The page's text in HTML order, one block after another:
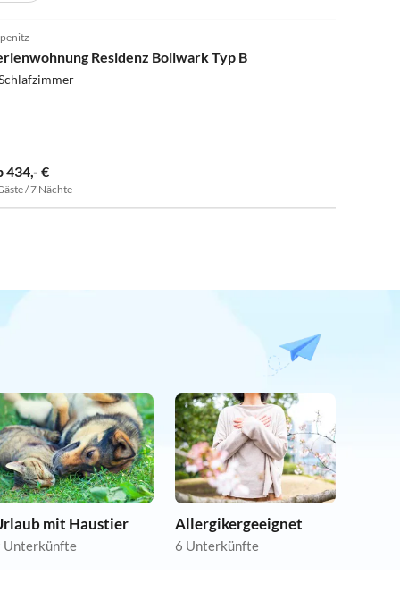
Residenz Bollwark Typ B
434,- €
/ 7 Nächte
mit Haustier
Unterkünfte
Allergikergeeignet
6 Unterkünfte